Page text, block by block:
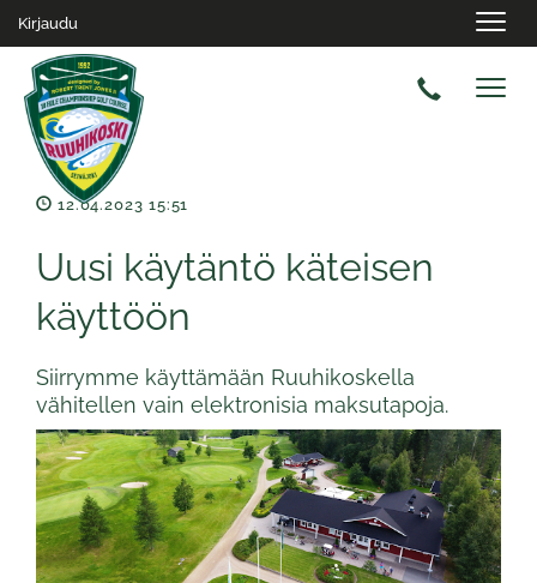
Kirjaudu
12.04.2023 15:51
Uusi käytäntö käteisen
käyttöön
Siirrymme käyttämään Ruuhikoskella
vähitellen vain elektronisia maksutapoja.